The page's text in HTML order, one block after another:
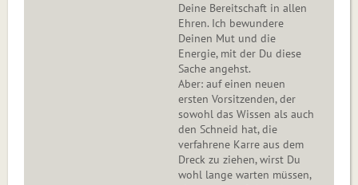
Deine Bereitschaft in allen
Ehren. Ich bewundere
Deinen Mut und die
Energie, mit der Du diese
Sache angehst.
Aber: auf einen neuen
ersten Vorsitzenden, der
sowohl das Wissen als auch
den Schneid hat, die
verfahrene Karre aus dem
Dreck zu ziehen, wirst Du
wohl lange warten müssen,